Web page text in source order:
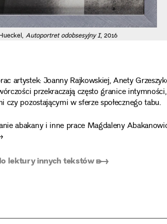
Autoportret odobsesyjny I, 2016
artystek: Joanny Rajkowskiej, Anety
przekraczają często granice
pozostającymi w sferze społecznego tabu.
abakany i inne prace Magdaleny
lektury innych tekstów ➸